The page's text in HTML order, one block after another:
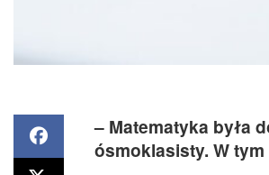
– Matematyka była
ósmoklasisty. W